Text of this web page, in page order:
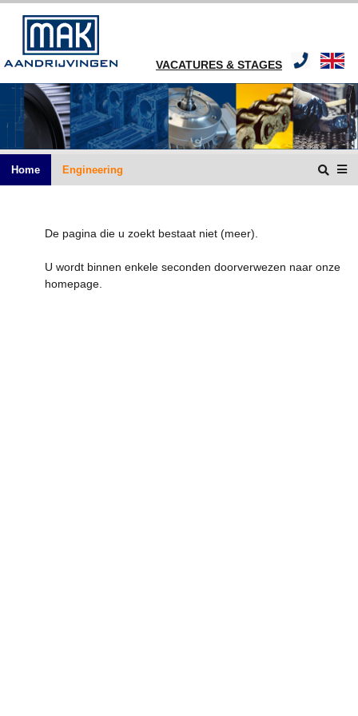
VACATURES & STAGES
Home Engineering
De pagina die u zoekt bestaat niet (meer).
U wordt binnen enkele seconden doorverwezen naar onze
homepage.